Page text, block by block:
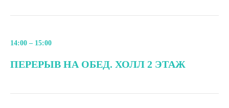
14:00 – 15:00
ПЕРЕРЫВ НА ОБЕД. ХОЛЛ 2 ЭТАЖ